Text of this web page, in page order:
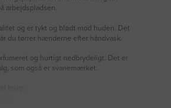
arbejdspladsen.
og er tykt og blødt mod huden. Det
du tørrer hænderne efter håndvask.
og hurtigt nedbrydeligt. Det er
som også er svanemærket.